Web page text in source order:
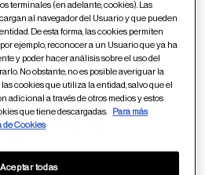
en metal con aros,
en un diseño
día a día.
terminales (en adelante, cookies). Las
al navegador del Usuario y que pueden
De esta forma, las cookies permiten
ejemplo, reconocer a un Usuario que ya ha
y poder hacer análisis sobre el uso del
No obstante, no es posible averiguar la
cookies que utiliza la entidad, salvo que el
adicional a través de otros medios y estos
que tiene descargadas.
Para más
de Cookies
Aceptar todas